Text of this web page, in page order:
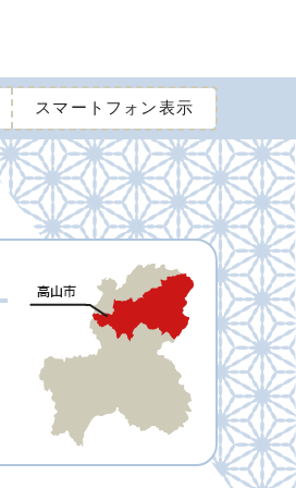
スマートフォン表示